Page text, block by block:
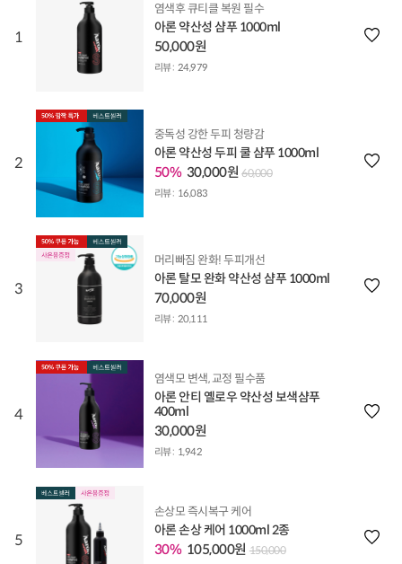
1
염색후 큐티클 복원 필수
아론 약산성 샴푸 1000ml
50,000원
리뷰 : 24,979
2
중독성 강한 두피 청량감
아론 약산성 두피 쿨 샴푸 1000ml
50% 30,000원 60,000
리뷰 : 16,083
3
머리빠짐 완화! 두피개선
아론 탈모 완화 약산성 샴푸 1000ml
70,000원
리뷰 : 20,111
4
염색모 변색, 교정 필수품
아론 안티 옐로우 약산성 보색샴푸
400ml
30,000원
리뷰 : 1,942
5
손상모 즉시복구 케어
아론 손상 케어 1000ml 2종
30% 105,000원 150,000